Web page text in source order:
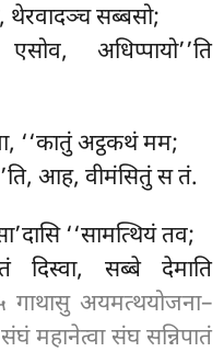
थेरवादञ्च सब्बसो;
एसोव, अधिप्पायो’’ति
‘‘कातुं अट्ठकथं मम;
आह, वीमंसितुं स तं.
‘‘सामत्थियं तव;
दिस्वा, सब्बे देमाति
गाथासु अयमत्थयोजना–
संघं महानेत्वा संघ सन्निपातं